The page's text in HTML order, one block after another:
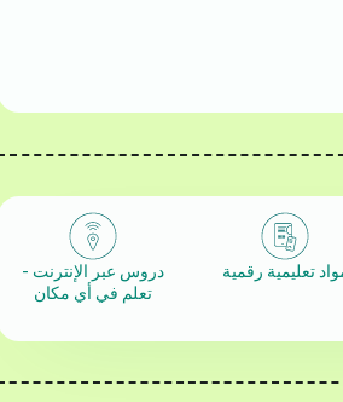
تعليمية رقمية
دروس عبر الإنترنت -
تعلم في أي مكان